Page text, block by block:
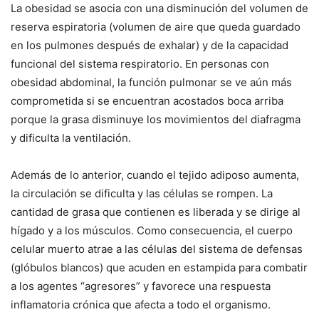
La obesidad se asocia con una disminución del volumen de
reserva espiratoria (volumen de aire que queda guardado
en los pulmones después de exhalar) y de la capacidad
funcional del sistema respiratorio. En personas con
obesidad abdominal, la función pulmonar se ve aún más
comprometida si se encuentran acostados boca arriba
porque la grasa disminuye los movimientos del diafragma
y dificulta la ventilación.
Además de lo anterior, cuando el tejido adiposo aumenta,
la circulación se dificulta y las células se rompen. La
cantidad de grasa que contienen es liberada y se dirige al
hígado y a los músculos. Como consecuencia, el cuerpo
celular muerto atrae a las células del sistema de defensas
(glóbulos blancos) que acuden en estampida para combatir
a los agentes “agresores” y favorece una respuesta
inflamatoria crónica que afecta a todo el organismo.